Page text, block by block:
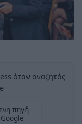
όταν αναζητάς
πηγή